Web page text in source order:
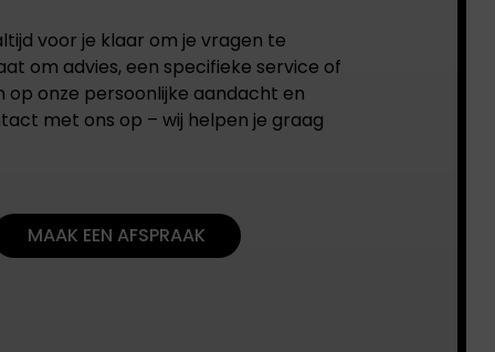
voor je klaar om je vragen te
om advies, een specifieke service of
op onze persoonlijke aandacht en
met ons op – wij helpen je graag
MAAK EEN AFSPRAAK